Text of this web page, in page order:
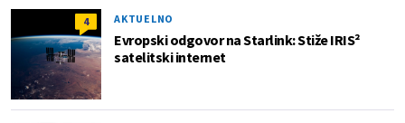
4 AKTUELNO
Evropski odgovor na Starlink: Stiže IRIS²
satelitski internet